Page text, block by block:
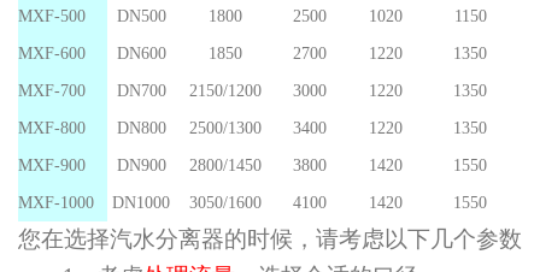
MXF-500 DN500 1800 2500 1020 1150
MXF-600 DN600 1850 2700 1220 1350
MXF-700 DN700 2150/1200 3000 1220 1350
MXF-800 DN800 2500/1300 3400 1220 1350
MXF-900 DN900 2800/1450 3800 1420 1550
MXF-1000 DN1000 3050/1600 4100 1420 1550
您在选择汽水分离器的时候，请考虑以下几个参数